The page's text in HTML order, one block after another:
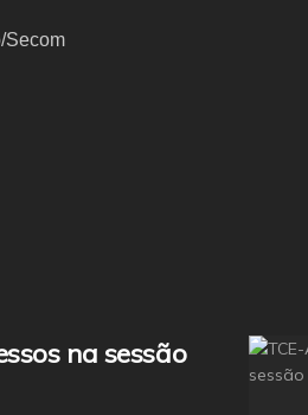
Secom
na sessão